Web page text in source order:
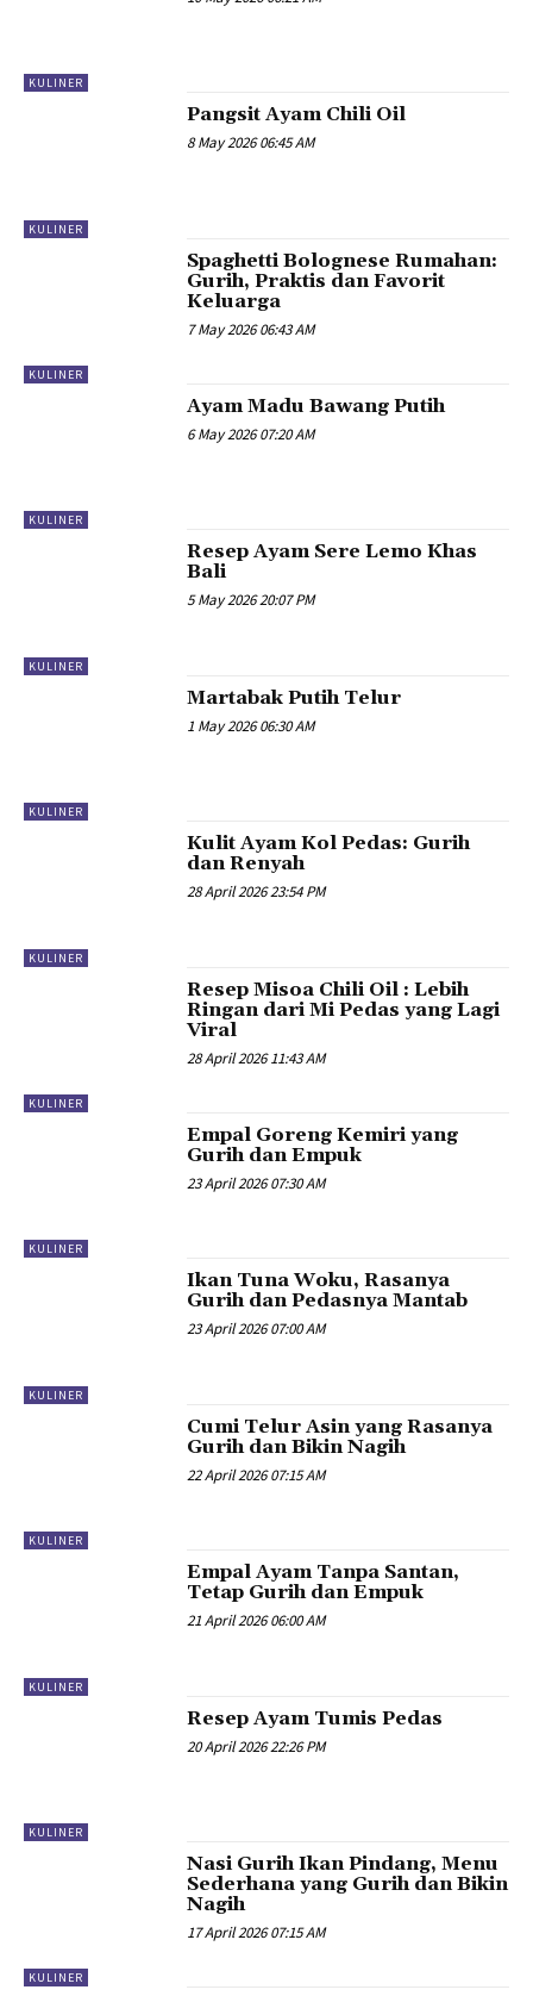
KULINER
KULINER
Pangsit Ayam Chili Oil
8 May 2026 06:45 AM
KULINER
Spaghetti Bolognese Rumahan:
Gurih, Praktis dan Favorit
Keluarga
7 May 2026 06:43 AM
KULINER
Ayam Madu Bawang Putih
6 May 2026 07:20 AM
KULINER
Resep Ayam Sere Lemo Khas
Bali
5 May 2026 20:07 PM
KULINER
Martabak Putih Telur
1 May 2026 06:30 AM
KULINER
Kulit Ayam Kol Pedas: Gurih
dan Renyah
28 April 2026 23:54 PM
KULINER
Resep Misoa Chili Oil : Lebih
Ringan dari Mi Pedas yang Lagi
Viral
28 April 2026 11:43 AM
KULINER
Empal Goreng Kemiri yang
Gurih dan Empuk
23 April 2026 07:30 AM
KULINER
Ikan Tuna Woku, Rasanya
Gurih dan Pedasnya Mantab
23 April 2026 07:00 AM
KULINER
Cumi Telur Asin yang Rasanya
Gurih dan Bikin Nagih
22 April 2026 07:15 AM
KULINER
Empal Ayam Tanpa Santan,
Tetap Gurih dan Empuk
21 April 2026 06:00 AM
KULINER
Resep Ayam Tumis Pedas
20 April 2026 22:26 PM
KULINER
Nasi Gurih Ikan Pindang, Menu
Sederhana yang Gurih dan Bikin
Nagih
17 April 2026 07:15 AM